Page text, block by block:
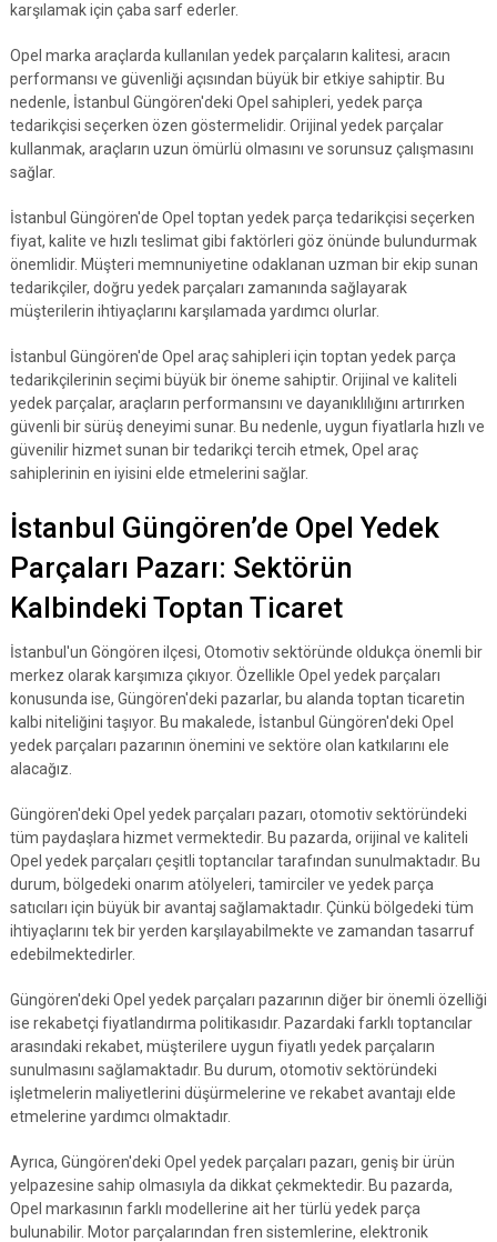
karşılamak için çaba sarf ederler.
Opel marka araçlarda kullanılan yedek parçaların kalitesi, aracın
performansı ve güvenliği açısından büyük bir etkiye sahiptir. Bu
nedenle, İstanbul Güngören'deki Opel sahipleri, yedek parça
tedarikçisi seçerken özen göstermelidir. Orijinal yedek parçalar
kullanmak, araçların uzun ömürlü olmasını ve sorunsuz çalışmasını
sağlar.
İstanbul Güngören'de Opel toptan yedek parça tedarikçisi seçerken
fiyat, kalite ve hızlı teslimat gibi faktörleri göz önünde bulundurmak
önemlidir. Müşteri memnuniyetine odaklanan uzman bir ekip sunan
tedarikçiler, doğru yedek parçaları zamanında sağlayarak
müşterilerin ihtiyaçlarını karşılamada yardımcı olurlar.
İstanbul Güngören'de Opel araç sahipleri için toptan yedek parça
tedarikçilerinin seçimi büyük bir öneme sahiptir. Orijinal ve kaliteli
yedek parçalar, araçların performansını ve dayanıklılığını artırırken
güvenli bir sürüş deneyimi sunar. Bu nedenle, uygun fiyatlarla hızlı ve
güvenilir hizmet sunan bir tedarikçi tercih etmek, Opel araç
sahiplerinin en iyisini elde etmelerini sağlar.
İstanbul Güngören’de Opel Yedek
Parçaları Pazarı: Sektörün
Kalbindeki Toptan Ticaret
İstanbul'un Göngören ilçesi, Otomotiv sektöründe oldukça önemli bir
merkez olarak karşımıza çıkıyor. Özellikle Opel yedek parçaları
konusunda ise, Güngören'deki pazarlar, bu alanda toptan ticaretin
kalbi niteliğini taşıyor. Bu makalede, İstanbul Güngören'deki Opel
yedek parçaları pazarının önemini ve sektöre olan katkılarını ele
alacağız.
Güngören'deki Opel yedek parçaları pazarı, otomotiv sektöründeki
tüm paydaşlara hizmet vermektedir. Bu pazarda, orijinal ve kaliteli
Opel yedek parçaları çeşitli toptancılar tarafından sunulmaktadır. Bu
durum, bölgedeki onarım atölyeleri, tamirciler ve yedek parça
satıcıları için büyük bir avantaj sağlamaktadır. Çünkü bölgedeki tüm
ihtiyaçlarını tek bir yerden karşılayabilmekte ve zamandan tasarruf
edebilmektedirler.
Güngören'deki Opel yedek parçaları pazarının diğer bir önemli özelliği
ise rekabetçi fiyatlandırma politikasıdır. Pazardaki farklı toptancılar
arasındaki rekabet, müşterilere uygun fiyatlı yedek parçaların
sunulmasını sağlamaktadır. Bu durum, otomotiv sektöründeki
işletmelerin maliyetlerini düşürmelerine ve rekabet avantajı elde
etmelerine yardımcı olmaktadır.
Ayrıca, Güngören'deki Opel yedek parçaları pazarı, geniş bir ürün
yelpazesine sahip olmasıyla da dikkat çekmektedir. Bu pazarda,
Opel markasının farklı modellerine ait her türlü yedek parça
bulunabilir. Motor parçalarından fren sistemlerine, elektronik